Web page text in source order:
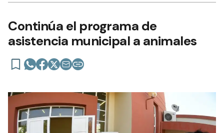
Continúa el programa de
asistencia municipal a animales